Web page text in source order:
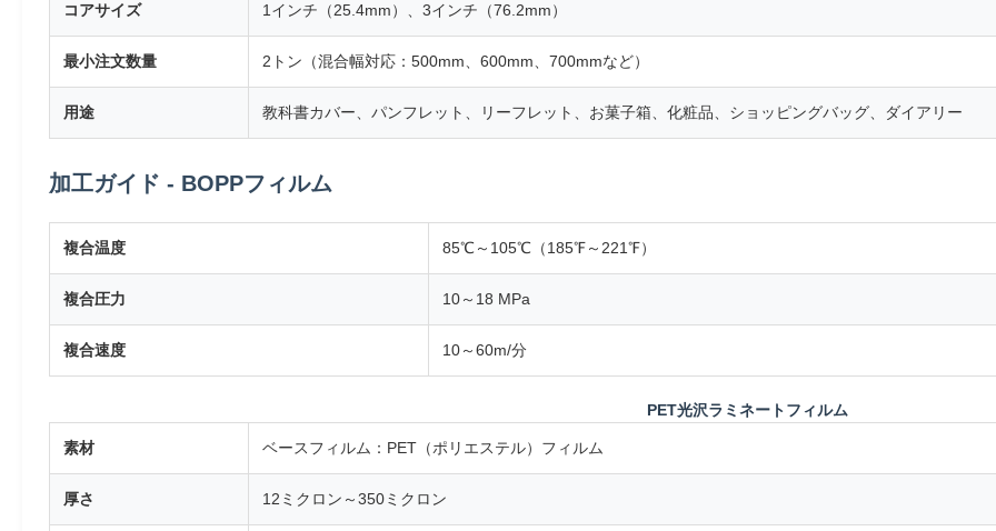
コアサイズ 1インチ（25.4mm）、3インチ（76.2mm）
最小注文数量 2トン（混合幅対応：500mm、600mm、700mmなど）
用途 教科書カバー、パンフレット、リーフレット、お菓子箱、化粧品、ショッピングバッグ、ダイアリー
加工ガイド - BOPPフィルム
複合温度 85℃～105℃（185℉～221℉）
複合圧力 10～18 MPa
複合速度 10～60m/分
PET光沢ラミネートフィルム
素材 ベースフィルム：PET（ポリエステル）フィルム
厚さ 12ミクロン～350ミクロン